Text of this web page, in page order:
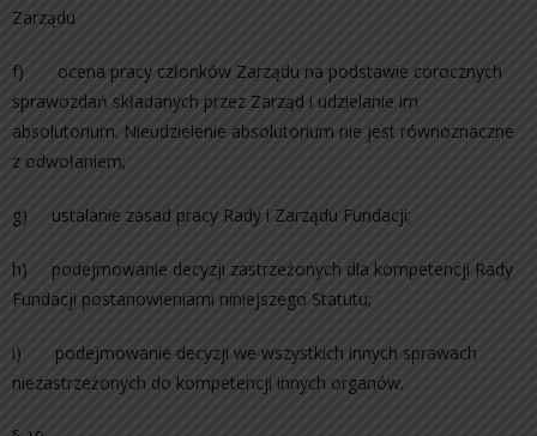
Zarządu
f) ocena pracy członków Zarządu na podstawie corocznych
sprawozdań składanych przez Zarząd i udzielanie im
absolutorium. Nieudzielenie absolutorium nie jest równoznaczne
z odwołaniem;
g) ustalanie zasad pracy Rady i Zarządu Fundacji;
h) podejmowanie decyzji zastrzeżonych dla kompetencji Rady
Fundacji postanowieniami niniejszego Statutu;
i) podejmowanie decyzji we wszystkich innych sprawach
niezastrzeżonych do kompetencji innych organów.